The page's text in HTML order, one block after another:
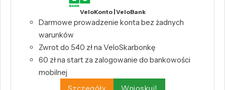
VeloKonto | VeloBank
Darmowe prowadzenie konta bez żadnych
warunków
Zwrot do 540 zł na VeloSkarbonkę
60 zł na start za zalogowanie do bankowości
mobilnej